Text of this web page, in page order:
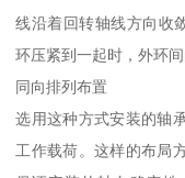
线沿着回转轴线方向收
环压紧到一起时，外环
同向排列布置
选用这种方式安装的轴
工作载荷。这样的布局